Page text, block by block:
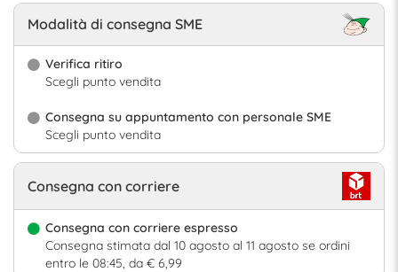
Modalità di consegna SME
Verifica ritiro
Scegli punto vendita
Consegna su appuntamento con personale SME
Scegli punto vendita
Consegna con corriere
Consegna con corriere espresso
Consegna stimata dal 10 agosto al 11 agosto se ordini
entro le 08:45, da € 6,99